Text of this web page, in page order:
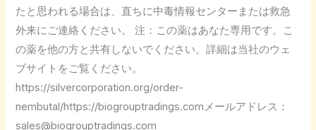
たと思われる場合は、直ちに中毒情報センターまたは救急
外来にご連絡ください。 注：この薬はあなた専用です。こ
の薬を他の方と共有しないでください。詳細は当社のウェ
ブサイトをご覧ください。
https://silvercorporation.org/order-
nembutal/https://biogrouptradings.comメールアドレス：
sales@biogrouptradings.com